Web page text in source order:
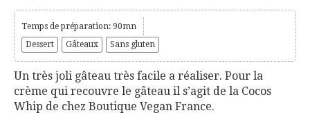
Temps de préparation: 90mn
Dessert
Gâteaux Sans gluten
Un très joli gâteau très facile a réaliser. Pour la
crème qui recouvre le gâteau il s’agit de la Cocos
Whip de chez Boutique Vegan France.